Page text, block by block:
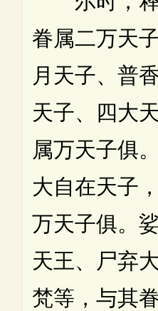
眷属二万天
月天子、普
天子、四大
属万天子俱
大自在天子
万天子俱。
天王、尸弃
梵等，与其